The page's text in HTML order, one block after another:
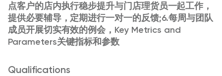
点客户的店内执行稳步提升与门店理货员一起工作，
提供必要辅导，定期进行一对一的反馈;6.每周与团队
成员开展切实有效的例会，Key Metrics and
Parameters关键指标和参数
Qualifications